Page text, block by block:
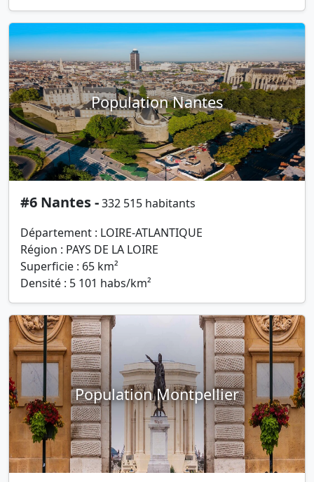
Population Nantes
#6 Nantes -332 515 habitants
Département : LOIRE-ATLANTIQUE
Région : PAYS DE LA LOIRE
Superficie : 65 km²
Densité : 5 101 habs/km²
Population Montpellier